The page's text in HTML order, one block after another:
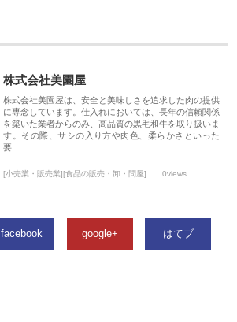
株式会社美園屋
株式会社美園屋は、安全と美味しさを追求した肉の提供
に専念しています。仕入れにおいては、長年の信頼関係
を築いた業者からのみ、高品質の黒毛和牛を取り扱いま
す。その際、サシの入り方や肉色、柔らかさといった
要…
[小売業・販売業][食品の販売・卸・問屋] 0views
facebook google+ はてブ